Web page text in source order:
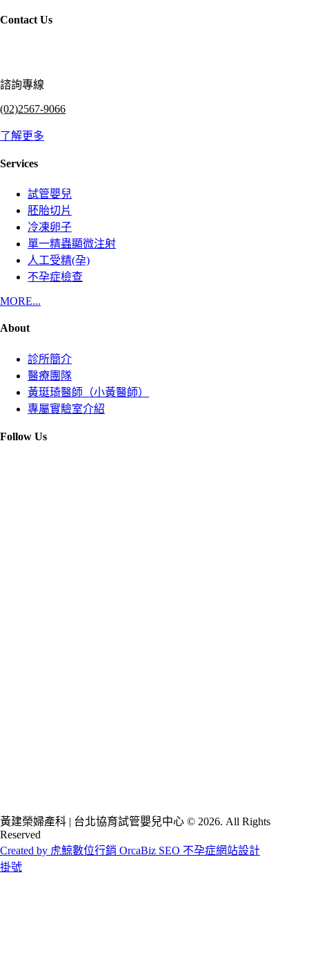
Contact Us
諮詢專線
(02)2567-9066
了解更多
Services
試管嬰兒
胚胎切片
冷凍卵子
單一精蟲顯微注射
人工受精(孕)
不孕症檢查
MORE...
About
診所簡介
醫療團隊
黃珽琦醫師（小黃醫師）
專屬實驗室介紹
Follow Us
黃建榮婦產科 | 台北協育試管嬰兒中心 © 2026. All Rights
Reserved
Created by 虎鯨數位行銷 OrcaBiz SEO 不孕症網站設計
掛號